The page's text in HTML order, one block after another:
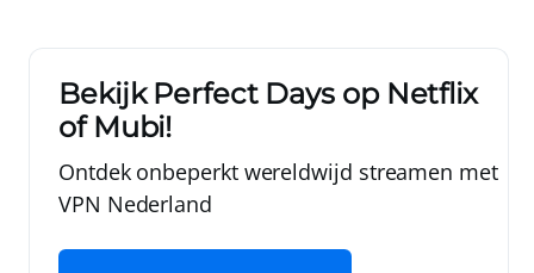
Bekijk Perfect Days op Netflix
of Mubi!
Ontdek onbeperkt wereldwijd streamen met
VPN Nederland